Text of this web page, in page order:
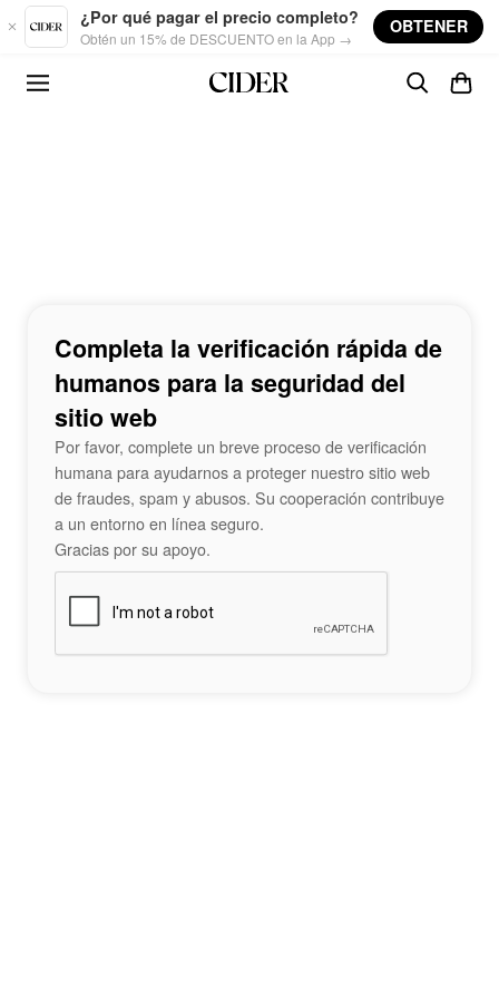
Skip to main content
¿Por qué pagar el precio completo?
Obtén un 15% de DESCUENTO en la App →
OBTENER
Completa la verificación rápida de
humanos para la seguridad del
sitio web
Por favor, complete un breve proceso de verificación
humana para ayudarnos a proteger nuestro sitio web
de fraudes, spam y abusos. Su cooperación contribuye
a un entorno en línea seguro.
Gracias por su apoyo.